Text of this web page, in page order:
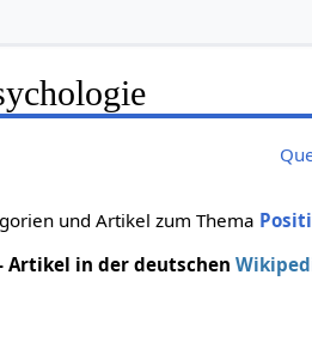
und Artikel zum Thema
Artikel in der deutschen